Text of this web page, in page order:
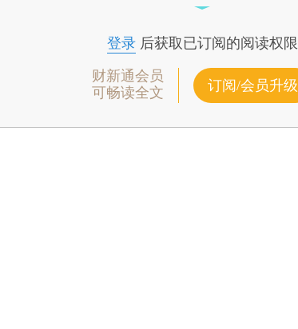
登录后获取已订阅的阅读权限
财新通会员
可畅读全文
订阅/会员升级